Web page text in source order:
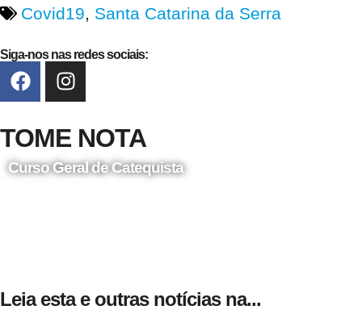
Covid19, Santa Catarina da Serra
Siga-nos nas redes sociais:
TOME NOTA
Curso Geral de Catequista
Leia esta e outras notícias na...